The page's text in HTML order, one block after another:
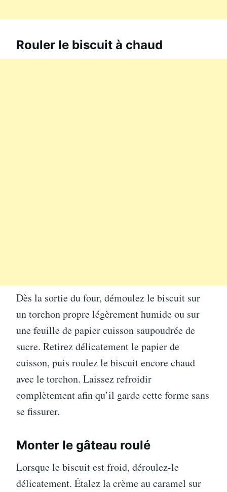
Rouler le biscuit à chaud
Dès la sortie du four, démoulez le biscuit sur
un torchon propre légèrement humide ou sur
une feuille de papier cuisson saupoudrée de
sucre. Retirez délicatement le papier de
cuisson, puis roulez le biscuit encore chaud
avec le torchon. Laissez refroidir
complètement afin qu’il garde cette forme sans
se fissurer.
Monter le gâteau roulé
Lorsque le biscuit est froid, déroulez-le
délicatement. Étalez la crème au caramel sur